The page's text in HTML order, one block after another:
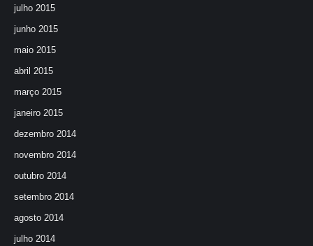
julho 2015
junho 2015
maio 2015
abril 2015
março 2015
janeiro 2015
dezembro 2014
novembro 2014
outubro 2014
setembro 2014
agosto 2014
julho 2014